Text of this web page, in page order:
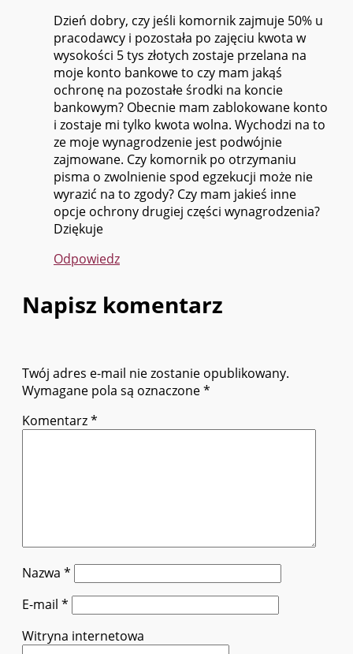
Dzień dobry, czy jeśli komornik zajmuje 50% u
pracodawcy i pozostała po zajęciu kwota w
wysokości 5 tys złotych zostaje przelana na
moje konto bankowe to czy mam jakąś
ochronę na pozostałe środki na koncie
bankowym? Obecnie mam zablokowane konto
i zostaje mi tylko kwota wolna. Wychodzi na to
ze moje wynagrodzenie jest podwójnie
zajmowane. Czy komornik po otrzymaniu
pisma o zwolnienie spod egzekucji może nie
wyrazić na to zgody? Czy mam jakieś inne
opcje ochrony drugiej części wynagrodzenia?
Dziękuje
Odpowiedz
Napisz komentarz
Twój adres e-mail nie zostanie opublikowany.
Wymagane pola są oznaczone*
Komentarz*
Nazwa *
E-mail *
Witryna internetowa